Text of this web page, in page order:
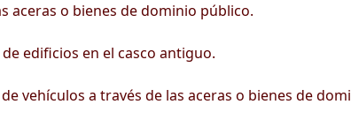
aceras o bienes de dominio público.
edificios en el casco antiguo.
vehículos a través de las aceras o bienes de